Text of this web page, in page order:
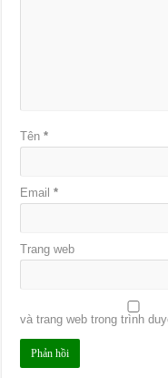
Tên*
Email*
Trang web
và trang web trong trình